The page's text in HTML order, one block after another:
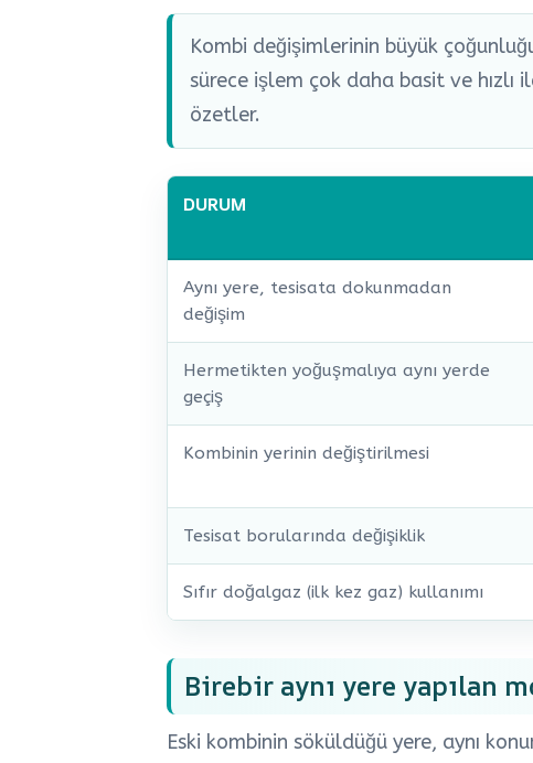
Kombi değişimlerinin büyük
sürece işlem çok daha basit ve
özetler.
DURUM
Aynı yere, tesisata dokunmadan
değişim
Hermetikten yoğuşmalıya aynı yerde
geçiş
Kombinin yerinin değiştirilmesi
Tesisat borularında değişiklik
Sıfır doğalgaz (ilk kez gaz) kullanımı
Birebir aynı yere yapılan
Eski kombinin söküldüğü yere, aynı